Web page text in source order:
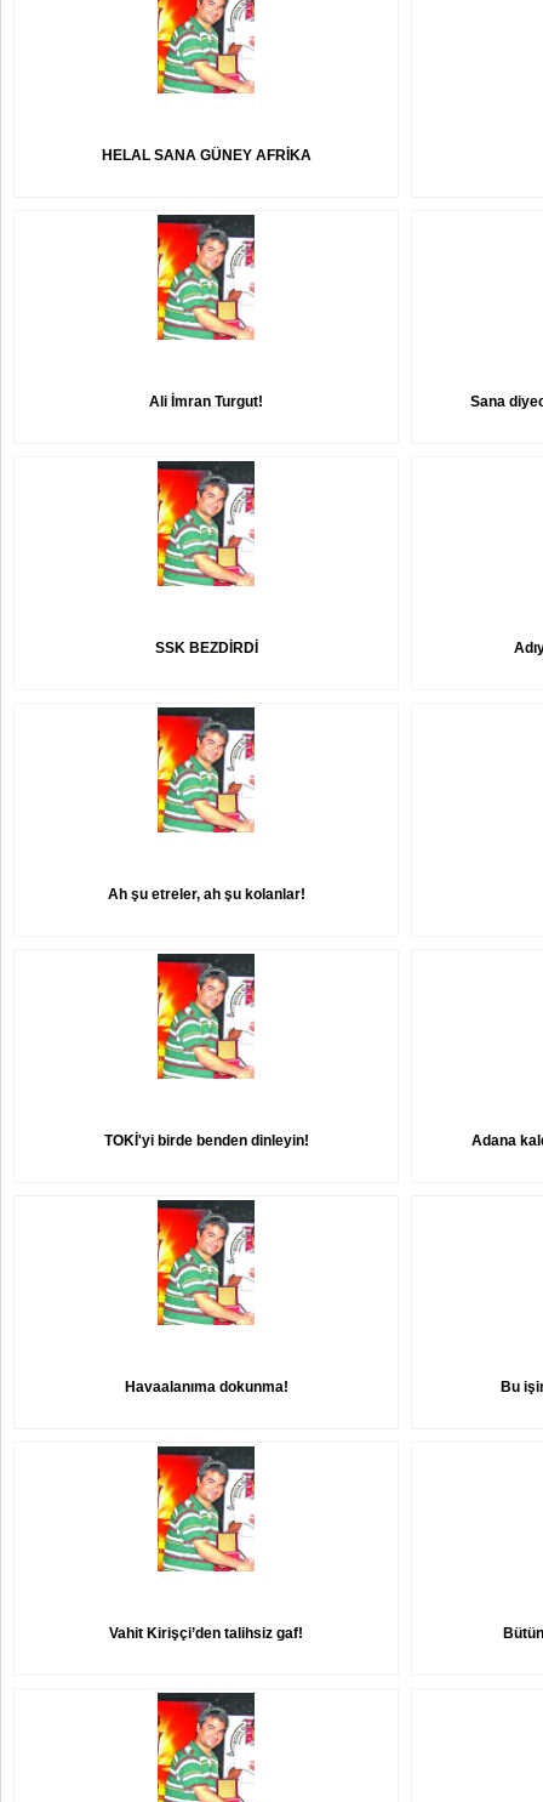
HELAL SANA GÜNEY AFRİKA
Ali İmran Turgut! Sana
SSK BEZDİRDİ
Ah şu etreler, ah şu kolanlar!
TOKİ'yi birde benden dinleyin! Adana
Havaalanıma dokunma! Bu
Vahit Kirişçi’den talihsiz gaf!